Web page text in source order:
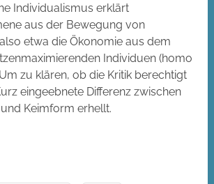
Individualismus erklärt
aus der Bewegung von
etwa die Ökonomie aus dem
Individuen (homo
zu klären, ob die Kritik berechtigt
eingeebnete Differenz zwischen
Keimform erhellt.